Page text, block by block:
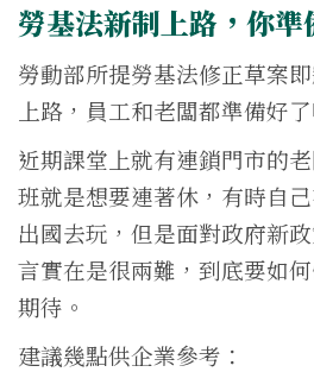
勞基法新制上路，你準
勞動部所提勞基法修正草案
上路，員工和老闆都準備好了
近期課堂上就有連鎖門市的
班就是想要連著休，有時自
出國去玩，但是面對政府新
言實在是很兩難，到底要如
期待。
建議幾點供企業參考：